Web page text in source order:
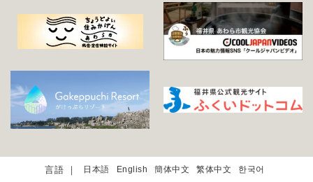
日本語 English 簡体中文 繁体中文 한국어